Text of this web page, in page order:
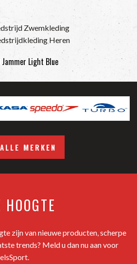
Zwemkleding
Heren
Light Blue
ALLE MERKEN
zijn van nieuwe producten, scherpe
trends? Meld u dan nu aan voor